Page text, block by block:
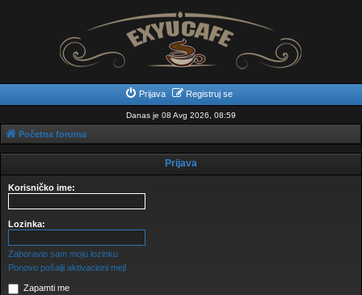
Prijava Registruj se
Danas je 08 Avg 2026, 08:59
Početna foruma
Prijava
Korisničko ime:
Lozinka:
Zaboravio sam moju lozinku
Ponovo pošalji aktivacioni mejl
Zapamti me